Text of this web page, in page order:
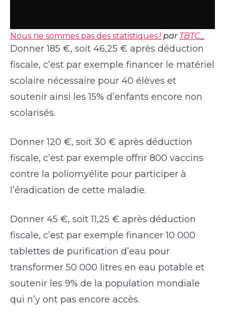
Nous ne sommes pas des statistiques ! par TBTC_
Donner 185 €, soit 46,25 € après déduction
fiscale, c’est par exemple financer le matériel
scolaire nécessaire pour 40 élèves et
soutenir ainsi les 15% d’enfants encore non
scolarisés.
Donner 120 €, soit 30 € après déduction
fiscale, c’est par exemple offrir 800 vaccins
contre la poliomyélite pour participer à
l’éradication de cette maladie.
Donner 45 €, soit 11,25 € après déduction
fiscale, c’est par exemple financer 10 000
tablettes de purification d’eau pour
transformer 50 000 litres en eau potable et
soutenir les 9% de la population mondiale
qui n’y ont pas encore accès.